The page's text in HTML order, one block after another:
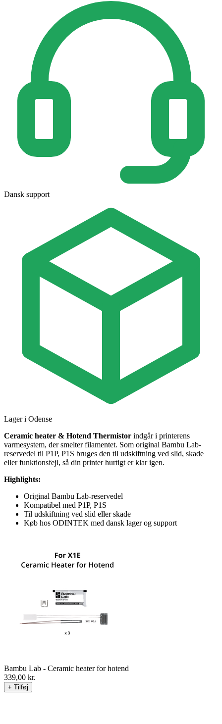
Dansk support
Lager i Odense
Ceramic heater & Hotend Thermistor indgår i printerens
varmesystem, der smelter filamentet. Som original Bambu Lab-
reservedel til P1P, P1S bruges den til udskiftning ved slid, skade
eller funktionsfejl, så din printer hurtigt er klar igen.
Highlights:
Original Bambu Lab-reservedel
Kompatibel med P1P, P1S
Til udskiftning ved slid eller skade
Køb hos ODINTEK med dansk lager og support
Bambu Lab - Ceramic heater for hotend
339,00 kr.
+ Tilføj